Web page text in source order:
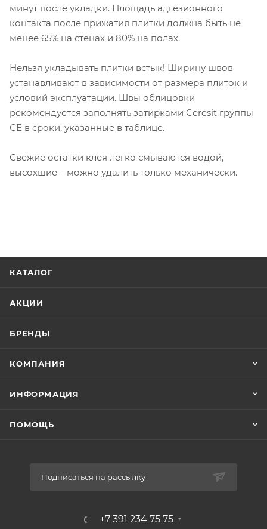
минут после укладки. Площадь адгезионного
контакта после прижатия плитки должна быть не
менее 65% на стенах и 80% на полах.
Нельзя укладывать плитки встык! Ширину швов
устанавливают в зависимости от размера плиток и
условий эксплуатации. Швы облицовки
рекомендуется заполнять затирками Ceresit группы
СЕ в сроки, указанные в таблице.
Свежие остатки клея легко смываются водой,
высохшие – можно удалить только механически.
КАТАЛОГ
АКЦИИ
БРЕНДЫ
КОМПАНИЯ
ИНФОРМАЦИЯ
ПОМОЩЬ
Подписаться на рассылку
+7 391 234 75 75